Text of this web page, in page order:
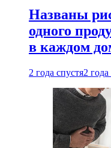
Названы
одного
в каждом
2 года спустя2 года